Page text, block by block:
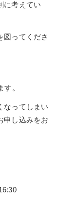
に考えてい
図ってくださ
。
なってしまい
申し込みをお